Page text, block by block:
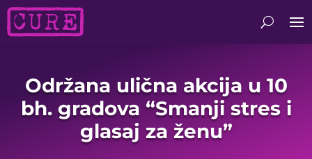
Održana ulična akcija u 10
bh. gradova “Smanji stres i
glasaj za ženu”